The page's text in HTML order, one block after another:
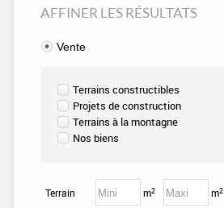
AFFINER LES RÉSULTATS
Vente
Terrains constructibles
Projets de construction
Terrains à la montagne
Nos biens
Terrain m2 m2